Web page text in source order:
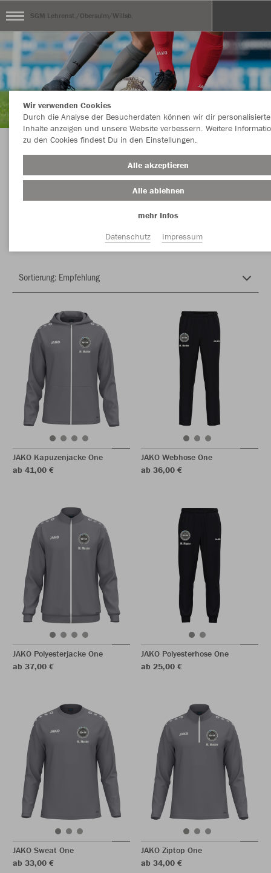
SGM Lehrenst./Obersulm/Willsb.
Herzlich Willkommen im Teamshop der SGM
Lehrensteinsfeld/Obersulm/Willsbach
Farbe
JAKO Kapuzenjacke One
ab 41,00 €
JAKO Webhose One
ab 36,00 €
JAKO Polyesterjacke One
ab 37,00 €
JAKO Polyesterhose One
ab 25,00 €
JAKO Sweat One
ab 33,00 €
JAKO Ziptop One
ab 34,00 €
Wir verwenden Cookies
Durch die Analyse der Besucherdaten können wir dir personalisierte
Inhalte anzeigen und unsere Website verbessern. Weitere
zu den Cookies findest Du in den Einstellungen.
Alle akzeptieren
Alle ablehnen
mehr Infos
Datenschutz
Impressum